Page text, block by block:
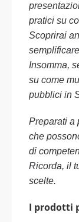
pratici su
Scoprirai
Insomma,
su come
pubblici in
Preparati a
che
di
Ricorda, il
scelte.
I prodotti